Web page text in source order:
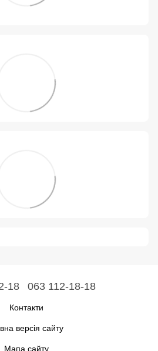
18 063 112-18-18
Контакти
версія сайту
Мапа сайту